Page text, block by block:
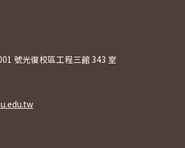
號光復校區工程三館 343 室